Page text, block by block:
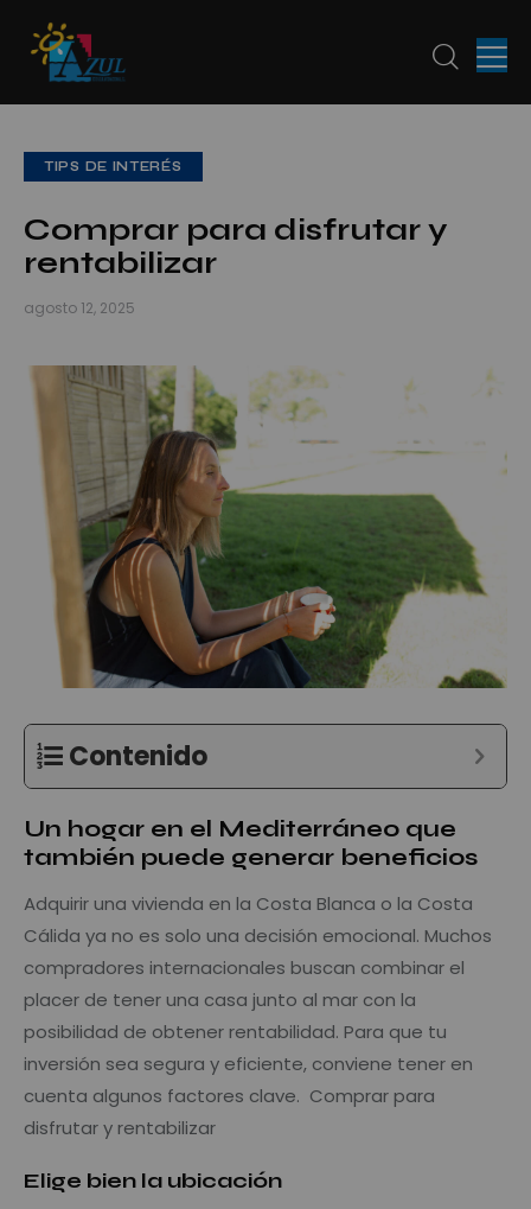
TIPS DE INTERÉS
Comprar para disfrutar y
rentabilizar
agosto 12, 2025
Contenido
Un hogar en el Mediterráneo que
también puede generar beneficios
Adquirir una vivienda en la Costa Blanca o la Costa
Cálida ya no es solo una decisión emocional. Muchos
compradores internacionales buscan combinar el
placer de tener una casa junto al mar con la
posibilidad de obtener rentabilidad. Para que tu
inversión sea segura y eficiente, conviene tener en
cuenta algunos factores clave. Comprar para
disfrutar y rentabilizar
Elige bien la ubicación